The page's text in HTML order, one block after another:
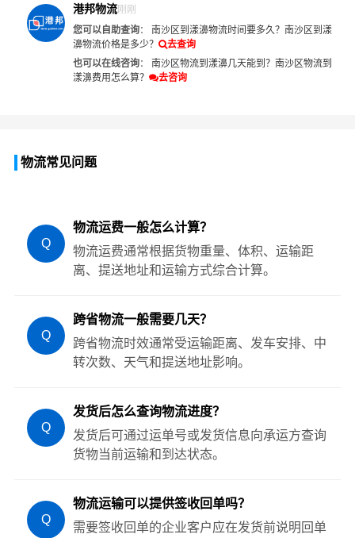
港邦物流刚刚
您可以自助查询： 南沙区到漾濞物流时间要多久？ 南沙区到漾
濞物流价格是多少？
去查询
也可以在线咨询： 南沙区物流到漾濞几天能到？ 南沙区物流到
漾濞费用怎么算？
去咨询
物流常见问题
Q
物流运费一般怎么计算？
物流运费通常根据货物重量、体积、运输距
离、提送地址和运输方式综合计算。
Q
跨省物流一般需要几天？
跨省物流时效通常受运输距离、发车安排、中
转次数、天气和提送地址影响。
Q
发货后怎么查询物流进度？
发货后可通过运单号或发货信息向承运方查询
货物当前运输和到达状态。
Q
物流运输可以提供签收回单吗？
需要签收回单的企业客户应在发货前说明回单